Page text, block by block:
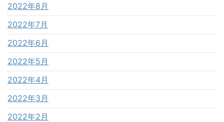
2022年8月
2022年7月
2022年6月
2022年5月
2022年4月
2022年3月
2022年2月